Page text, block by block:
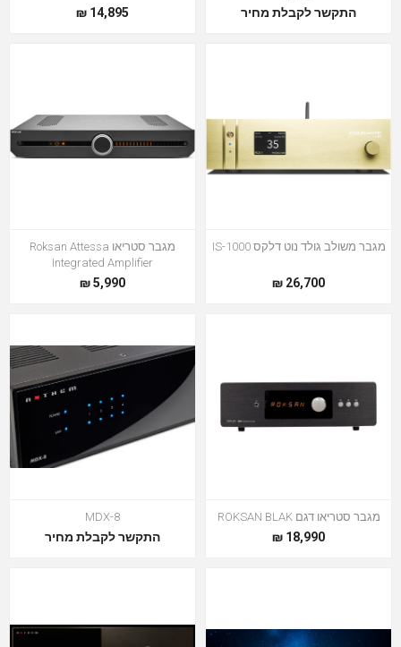
התקשר לקבלת מחיר 14,895 ₪
מגבר משולב גולד נוט דלקס IS-1000
26,700 ₪
מגבר סטריאו Roksan Attessa
Integrated Amplifier
5,990 ₪
מגבר סטריאו דגם ROKSAN BLAK
18,990 ₪
MDX-8
התקשר לקבלת מחיר